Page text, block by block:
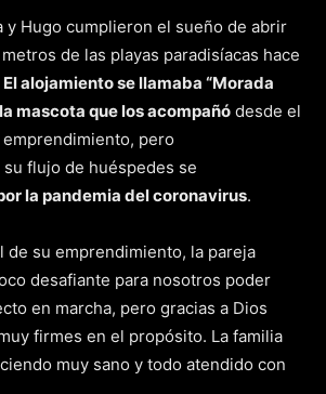
y Hugo cumplieron el sueño de abrir
de las playas paradisíacas hace
El alojamiento se llamaba “Morada
mascota que los acompañó desde el
pero
flujo de huéspedes se
la pandemia del coronavirus.
de su emprendimiento, la pareja
desafiante para nosotros poder
en marcha, pero gracias a Dios
firmes en el propósito. La familia
muy sano y todo atendido con